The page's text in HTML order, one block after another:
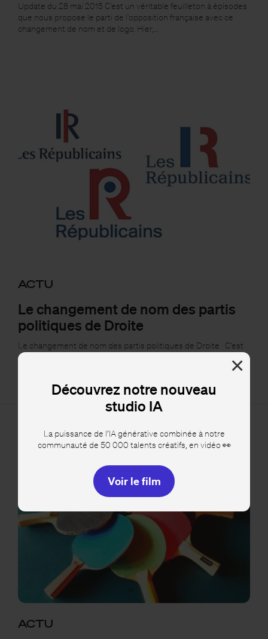
Découvrez notre nouveau
studio IA
La puissance de l’IA générative combinée à notre
communauté de 50 000 talents créatifs, en vidéo 👀
Voir le film
×
Update du 28 mai 2015 C'est un véritable feuilleton à épisodes
que nous propose le parti de l'opposition française avec ce
changement de nom et de logo. Hier,…
ACTU
Le changement de nom des partis
politiques de Droite
Le changement de nom des partis politiques de Droite C’est
quasiment une habitude, tout au long de l’histoire des partis
ACTU